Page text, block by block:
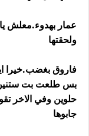
عمار بهدوء.معلش
ولحقتها
فاروق بغضب.خيرا
بس طلعت بت
حلوين وفي الاخر
جابوها